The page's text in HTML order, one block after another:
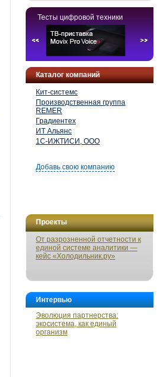
Тесты цифровой техники
Каталог компаний
Кит-системс
Производственная группа
REMER
Градиентех
ИТ Альянс
1С-ИЖТИСИ, ООО
Добавь свою компанию
Проекты
От разрозненной отчетности к
единой системе аналитики —
кейс «Холодильник.ру»
Интервью
Эволюция партнерства:
экосистема, как единый
организм